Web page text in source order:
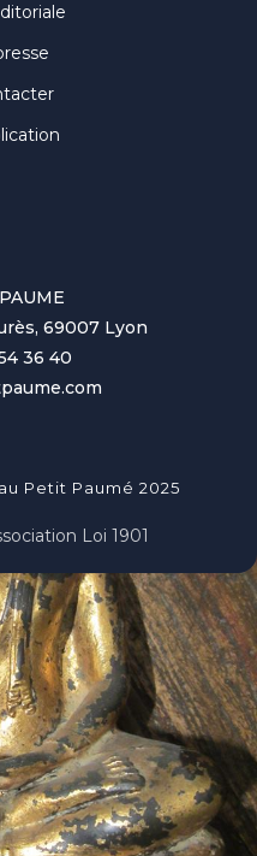
69007 Lyon
36 40
Petit Paumé 2025
Loi 1901